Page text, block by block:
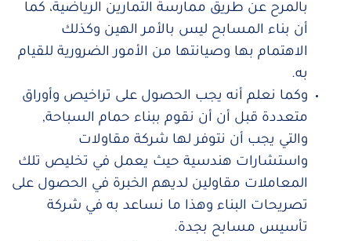
بالمرح عن طريق ممارسة التمارين الرياضية، كما
أن بناء المسابح ليس بالأمر الهين وكذلك
الاهتمام بها وصيانتها من الأمور الضرورية للقيام
به.
وكما نعلم أنه يجب الحصول على تراخيص وأوراق
متعددة قبل أن أن نقوم ببناء حمام السباحة,
والتي يجب أن نتوفر لها شركة مقاولات
واستشارات هندسية حيث يعمل في تخليص تلك
المعاملات مقاولين لديهم الخبرة في الحصول على
تصريحات البناء وهذا ما نساعد به في شركة
تأسيس مسابح بجدة.